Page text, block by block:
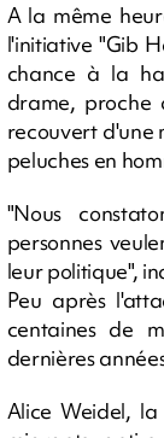
A la même
l'initiative "Gib
chance à la
drame, proche
recouvert d'une
peluches en
"Nous
personnes
leur politique",
Peu après
centaines de
dernières
Alice Weidel,